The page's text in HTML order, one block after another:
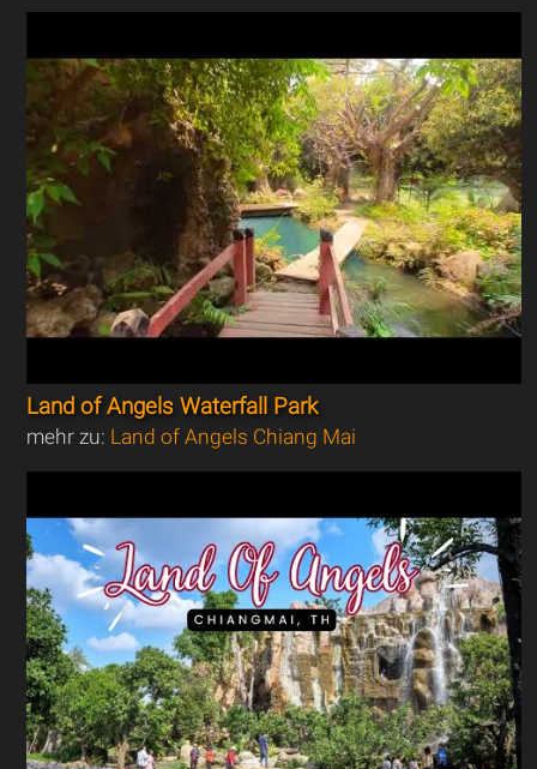
Land of Angels Waterfall Park
mehr zu: Land of Angels Chiang Mai